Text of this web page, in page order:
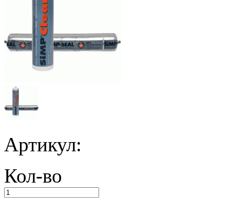
Артикул:
Кол-во